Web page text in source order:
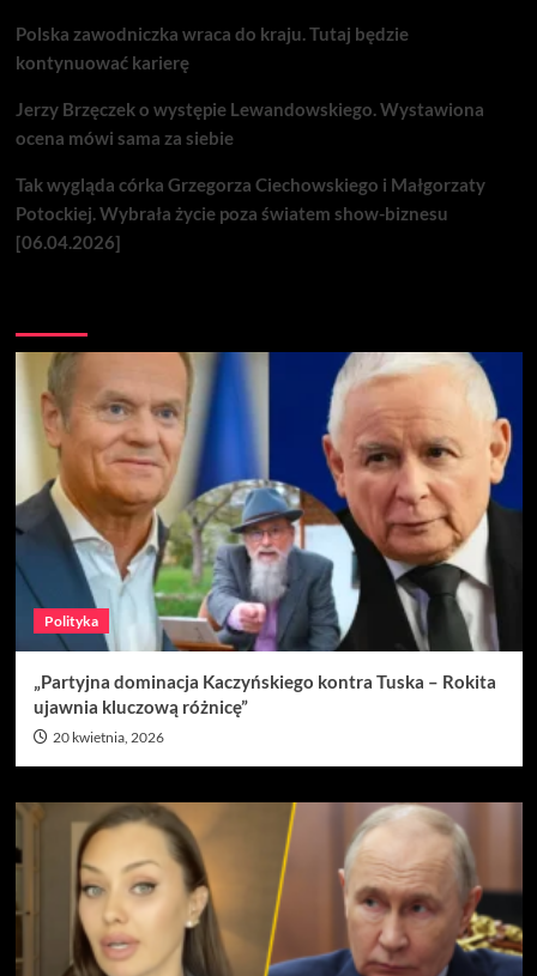
Polska zawodniczka wraca do kraju. Tutaj będzie
kontynuować karierę
Jerzy Brzęczek o występie Lewandowskiego. Wystawiona
ocena mówi sama za siebie
Tak wygląda córka Grzegorza Ciechowskiego i Małgorzaty
Potockiej. Wybrała życie poza światem show-biznesu
[06.04.2026]
Polityka
„Partyjna dominacja Kaczyńskiego kontra Tuska – Rokita
ujawnia kluczową różnicę”
20 kwietnia, 2026